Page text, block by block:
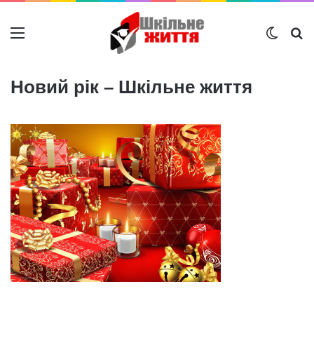
Меню
Новий рік – Шкільне життя